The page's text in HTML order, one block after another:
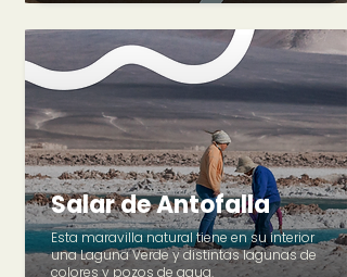
Salar de Antofalla
Esta maravilla natural tiene en su interior
una Laguna Verde y distintas lagunas de
colores y pozos de agua.